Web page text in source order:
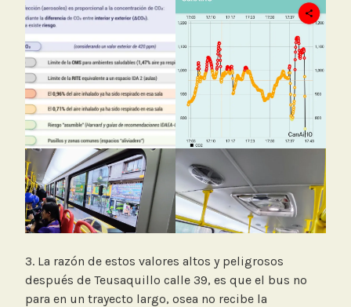
3. La razón de estos valores altos y peligrosos
después de Teusaquillo calle 39, es que el bus no
para en un trayecto largo, osea no recibe la